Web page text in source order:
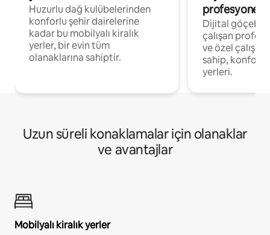
Huzurlu dağ kulübelerinden
konforlu şehir dairelerine
kadar bu mobilyalı kiralık
yerler, bir evin tüm
olanaklarına sahiptir.
Dijital
çalışan
ve özel
sahip,
yerleri.
Uzun süreli konaklamalar için olanaklar
ve avantajlar
Mobilyalı kiralık yerler